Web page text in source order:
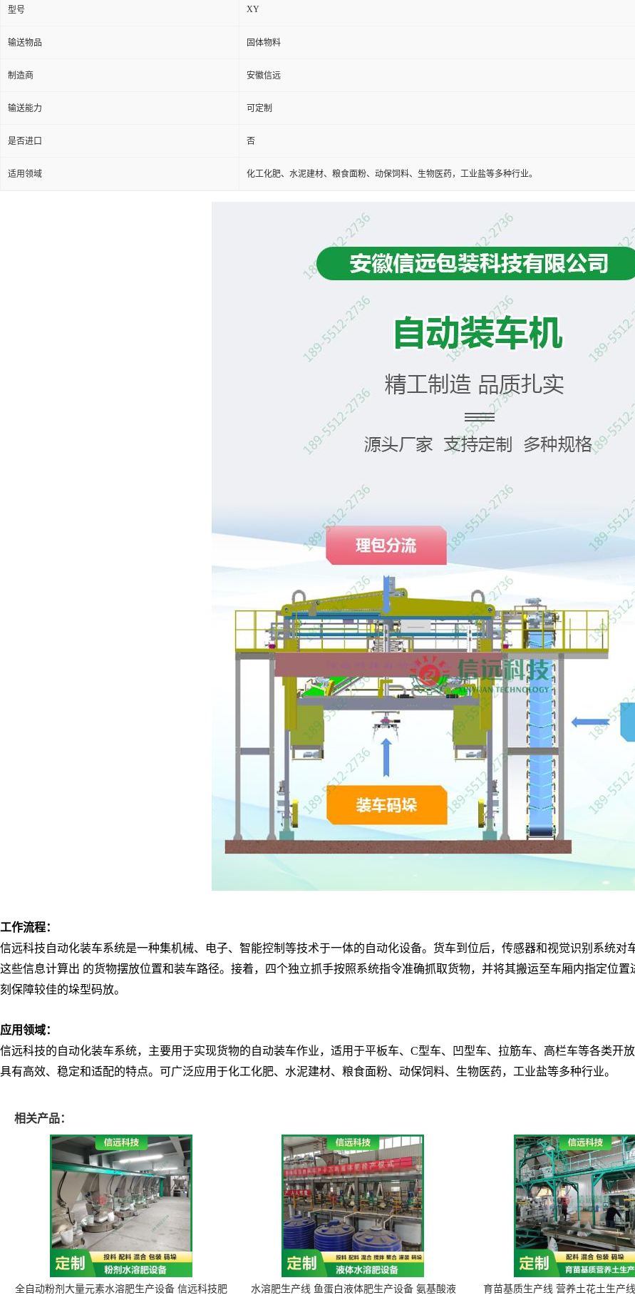
型号 XY
输送物品 固体物料
制造商 安徽信远
输送能力 可定制
是否进口 否
适用领域 化工化肥、水泥建材、粮食面粉、动保饲料、生物医药，工业盐等多种行业。
工作流程：
信远科技自动化装车系统是一种集机械、电子、智能控制等技术于一体的自动化设备。货车到位后，传感器和视觉识别系统
这些信息计算出 的货物摆放位置和装车路径。接着，四个独立抓手按照系统指令准确抓取货物，并将其搬运至车厢内指定位
刻保障较佳的垛型码放。
应用领域：
信远科技的自动化装车系统，主要用于实现货物的自动装车作业， 适用于平板车、 C型车、凹型车、拉筋车、高栏车等各类开放
具有高效、稳定和适配的特点。可广泛应用于化工化肥、水泥建材、粮食面粉、动保饲料、生物医药，工业盐等多种行业。
相关产品：
全自动粉剂大量元素水溶肥生产设备 信远科技肥
水溶肥生产线 鱼蛋白液体肥生产设备 氨基酸液
育苗基质生产线 营养土花土生产